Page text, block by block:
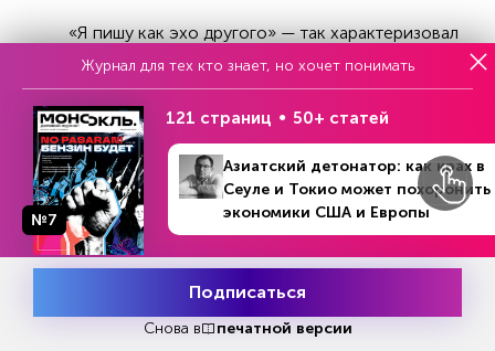
№30-33 (1262)
25 июля - 21 августа 2022
В номере
«Я пишу как эхо другого» — так характеризовал
в одном из писем к невесте Наталье
Константиновне Гучковой свою манеру
общения русский философ Густав Густавович
Шпет (1879–1937). Это выражение
характеризует и стиль его философствования.
Я бы даже сказала, что эта фраза — ключевая
для всей русской философии, откликающейся
на рассуждения западных мыслителей, с одной
стороны, и старательно вслушивающейся в
речения восточных мудрецов — с другой. И в
этом непрерывном «разговоре» она пытается
Попробовать
Журнал для тех кто знает, но хочет понимать
№7
121 страниц 50+ статей
Азиатский детонатор: как крах в
Сеуле и Токио может похоронить
экономики США и Европы
Подписаться
Снова в печатной версии